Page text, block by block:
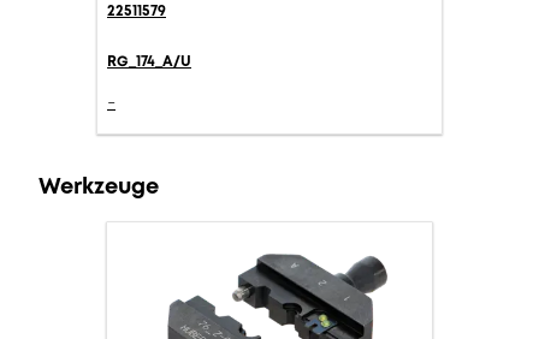
22511579
RG_174_A/U
-
Werkzeuge